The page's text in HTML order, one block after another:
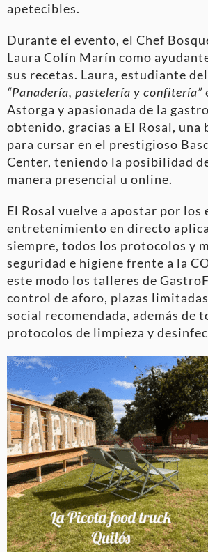
apetecibles.
Durante el evento, el Chef
Laura Colín Marín como
sus recetas. Laura, estudiante
“Panadería, pastelería y confitería”
Astorga y apasionada de la
obtenido, gracias a El Rosal, una
para cursar en el prestigioso
Center, teniendo la posibilidad
manera presencial u online.
El Rosal vuelve a apostar por los
entretenimiento en directo
siempre, todos los protocolos y
seguridad e higiene frente a la
este modo los talleres de
control de aforo, plazas
social recomendada, además de
protocolos de limpieza y